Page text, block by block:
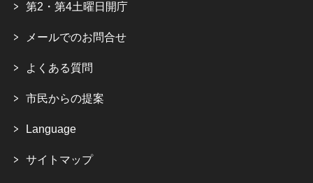
第2・第4土曜日開庁
メールでのお問合せ
よくある質問
市民からの提案
Language
サイトマップ